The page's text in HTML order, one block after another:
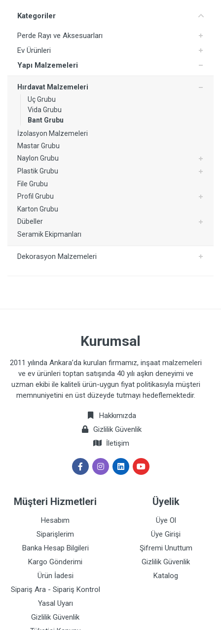
Kategoriler
Perde Rayı ve Aksesuarları
Ev Ürünleri
Yapı Malzemeleri
Hırdavat Malzemeleri
Uç Grubu
Vida Grubu
Bant Grubu
İzolasyon Malzemeleri
Mastar Grubu
Naylon Grubu
Plastik Grubu
File Grubu
Profil Grubu
Karton Grubu
Dübeller
Seramik Ekipmanları
Dekorasyon Malzemeleri
Kurumsal
2011 yılında Ankara’da kurulan firmamız, inşaat malzemeleri
ve ev ürünleri toptan satışında 40 yılı aşkın deneyimi ve
uzman ekibi ile kaliteli ürün-uygun fiyat politikasıyla müşteri
memnuniyetini en üst düzeyde tutmayı hedeflemektedir.
Hakkımızda
Gizlilik Güvenlik
İletişim
Müşteri Hizmetleri
Hesabım
Siparişlerim
Banka Hesap Bilgileri
Kargo Gönderimi
Ürün İadesi
Sipariş Ara - Sipariş Kontrol
Yasal Uyarı
Gizlilik Güvenlik
Üyelik
Üye Ol
Üye Girişi
Şifremi Unuttum
Gizlilik Güvenlik
Katalog